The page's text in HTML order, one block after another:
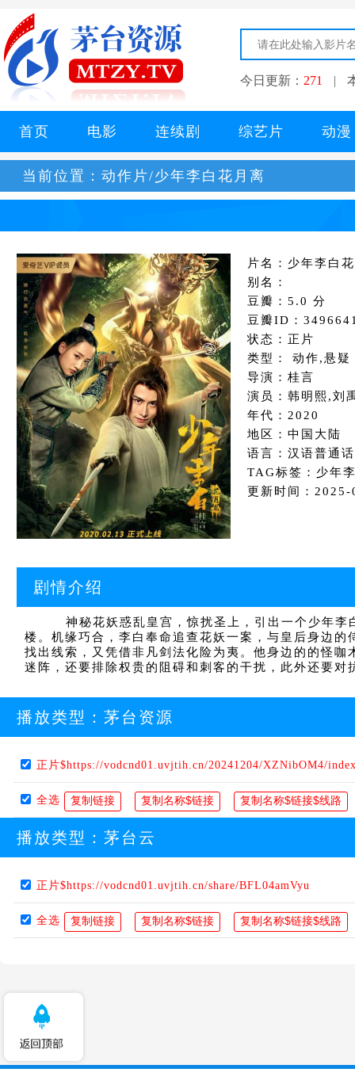
今日更新： 271 |
首页 电影 连续剧 综艺片 动漫
当前位置： 动作片/少年李白花月离
片名：少年李白
别名：
豆瓣：5.0 分
豆瓣ID：
状态：正片
类型： 动作,悬疑
导演：桂言
演员：韩明熙,刘
年代：2020
地区：中国大陆
语言：汉语普通话
TAG标签：少年
更新时间：
剧情介绍
神秘花妖惑乱皇宫，惊扰圣上，引出一个少年李白
楼。机缘巧合，李白奉命追查花妖一案，与皇后身边
找出线索，又凭借非凡剑法化险为夷。他身边的的怪
迷阵，还要排除权贵的阻碍和刺客的干扰，此外还要
播放类型： 茅台资源
正片$https://vodcnd01.uvjtih.cn/20241204/XZNibOM4/
全选
播放类型： 茅台云
正片$https://vodcnd01.uvjtih.cn/share/BFL04amVyu
全选